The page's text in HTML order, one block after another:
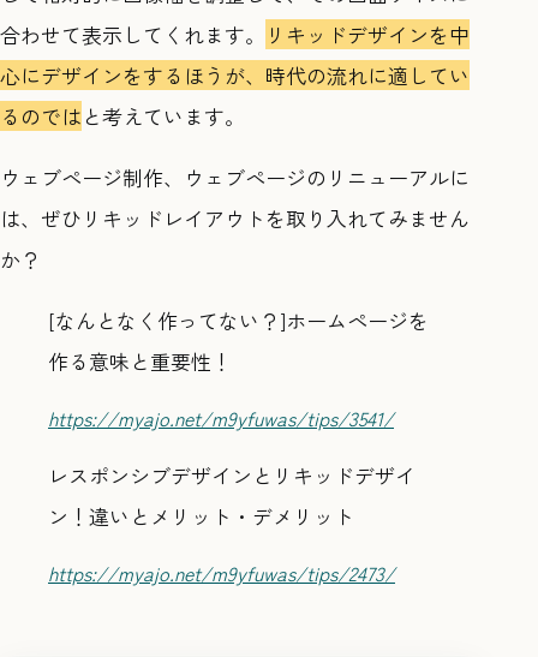
合わせて表示してくれます。
リキッドデザインを中
心にデザインをするほうが、時代の流れに適してい
るのでは と考えています。
ウェブページ制作、ウェブページのリニューアルに
は、ぜひリキッドレイアウトを取り入れてみません
か？
[なんとなく作ってない？]ホームページを
作る意味と重要性！
https://myajo.net/m9yfuwas/tips/3541/
レスポンシブデザインとリキッドデザイ
ン！違いとメリット・デメリット
https://myajo.net/m9yfuwas/tips/2473/